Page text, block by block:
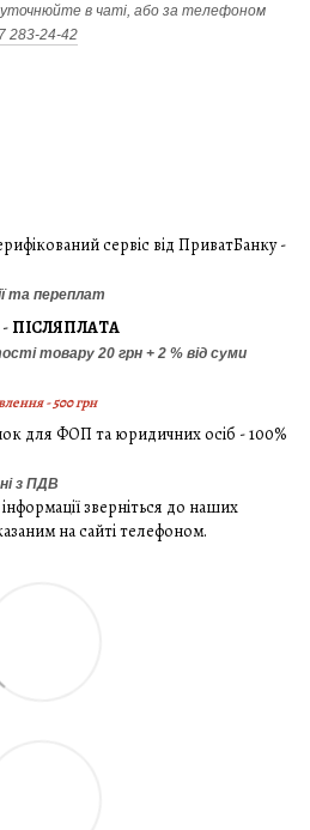
уточнюйте в чаті, або за телефоном
283-24-42
сервіс від ПриватБанку -
та переплат
ПІСЛЯПЛАТА
товару 20 грн + 2 % від суми
- 500 грн
для ФОП та юридичних осіб - 100%
з ПДВ
зверніться до наших
на сайті телефоном.